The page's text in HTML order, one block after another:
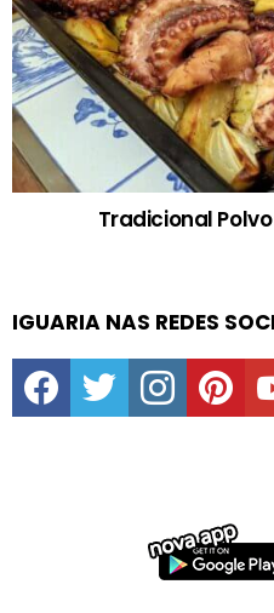
Tradicional
IGUARIA NAS REDES
facebooktwitter instagram